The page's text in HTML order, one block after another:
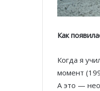
Как
Когда я
момент
А это —